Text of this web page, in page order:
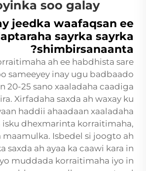
soo galay
jeedka waafaqsan ee
sayrka sayrka
shimbirsanaanta?
ah ee habdhista sare
sameeyey inay ugu badbaado
20-25 sano xaaladaha caadiga
Xirfadaha saxda ah waxay ku
haddii ahaadaan xaaladaha
isku dhexmarinta korraitimaha,
maamulka. Isbedel si joogto ah
saxda ah ayaa ka caawi kara in
muddada korraitimaha iyo in